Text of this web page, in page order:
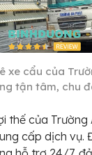
xe cẩu của
tận tâm, chu
thế của Trường
cấp dịch vụ.